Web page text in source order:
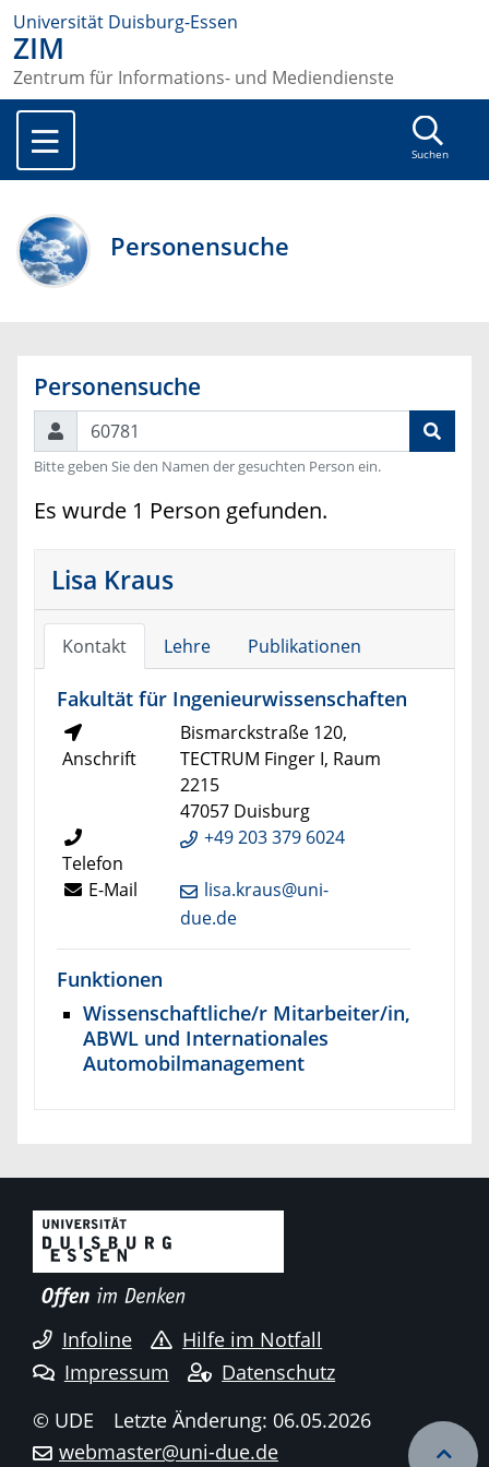
Universität Duisburg-Essen
ZIM
Zentrum für Informations- und Mediendienste
Suchen
Personensuche
Personensuche
Suchen
Bitte geben Sie den Namen der gesuchten Person ein.
Es wurde 1 Person gefunden.
Lisa Kraus
Kontakt Lehre Publikationen
Fakultät für Ingenieurwissenschaften
Anschrift
Bismarckstraße 120,
TECTRUM Finger I, Raum
2215
47057 Duisburg
Telefon
+49 203 379 6024
E-Mail
lisa.kraus@uni-
due.de
Funktionen
Wissenschaftliche/r Mitarbeiter/in,
ABWL und Internationales
Automobilmanagement
Infoline
Hilfe im Notfall
Impressum
Datenschutz
© UDE
Letzte Änderung: 06.05.2026
webmaster@uni-due.de